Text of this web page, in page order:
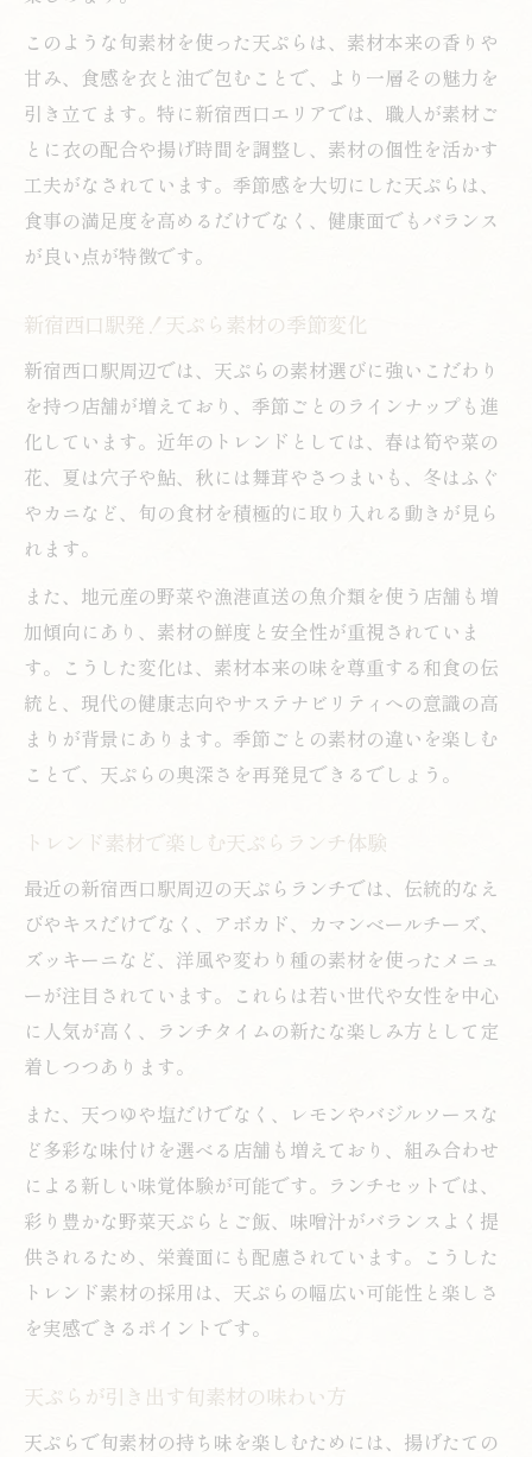
このような旬素材を使った天ぷらは、素材本来の香りや
甘み、食感を衣と油で包むことで、より一層その魅力を
引き立てます。特に新宿西口エリアでは、職人が素材ご
とに衣の配合や揚げ時間を調整し、素材の個性を活かす
工夫がなされています。季節感を大切にした天ぷらは、
食事の満足度を高めるだけでなく、健康面でもバランス
が良い点が特徴です。
新宿西口駅発！天ぷら素材の季節変化
新宿西口駅周辺では、天ぷらの素材選びに強いこだわり
を持つ店舗が増えており、季節ごとのラインナップも進
化しています。近年のトレンドとしては、春は筍や菜の
花、夏は穴子や鮎、秋には舞茸やさつまいも、冬はふぐ
やカニなど、旬の食材を積極的に取り入れる動きが見ら
れます。
また、地元産の野菜や漁港直送の魚介類を使う店舗も増
加傾向にあり、素材の鮮度と安全性が重視されていま
す。こうした変化は、素材本来の味を尊重する和食の伝
統と、現代の健康志向やサステナビリティへの意識の高
まりが背景にあります。季節ごとの素材の違いを楽しむ
ことで、天ぷらの奥深さを再発見できるでしょう。
トレンド素材で楽しむ天ぷらランチ体験
最近の新宿西口駅周辺の天ぷらランチでは、伝統的なえ
びやキスだけでなく、アボカド、カマンベールチーズ、
ズッキーニなど、洋風や変わり種の素材を使ったメニュ
ーが注目されています。これらは若い世代や女性を中心
に人気が高く、ランチタイムの新たな楽しみ方として定
着しつつあります。
また、天つゆや塩だけでなく、レモンやバジルソースな
ど多彩な味付けを選べる店舗も増えており、組み合わせ
による新しい味覚体験が可能です。ランチセットでは、
彩り豊かな野菜天ぷらとご飯、味噌汁がバランスよく提
供されるため、栄養面にも配慮されています。こうした
トレンド素材の採用は、天ぷらの幅広い可能性と楽しさ
を実感できるポイントです。
天ぷらが引き出す旬素材の味わい方
天ぷらで旬素材の持ち味を楽しむためには、揚げたての